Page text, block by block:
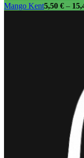
Mango Kent5,50 € –